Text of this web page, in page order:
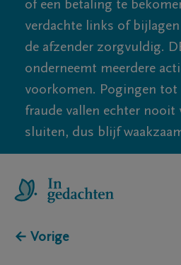
of een betaling te
verdachte links of
de afzender zorgvuldig.
onderneemt meerdere
voorkomen. Pogingen tot
fraude vallen echter
sluiten, dus blijf
← Vorige